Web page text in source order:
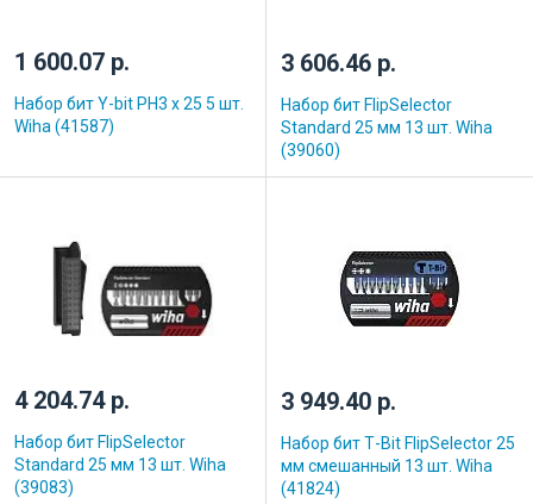
1 600.07 р.
Набор бит Y-bit РН3 x 25 5 шт.
Wiha (41587)
3 606.46 р.
Набор бит FlipSelector
Standard 25 мм 13 шт. Wiha
(39060)
4 204.74 р.
Набор бит FlipSelector
Standard 25 мм 13 шт. Wiha
(39083)
3 949.40 р.
Набор бит Т-Bit FlipSelector 25
мм смешанный 13 шт. Wiha
(41824)